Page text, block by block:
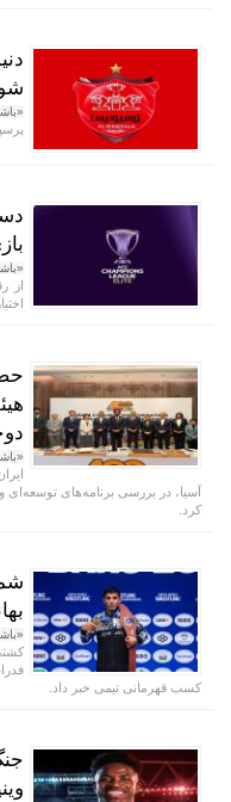
آسیا، در بررسی برنامه‌های
کرد.
کسب قهرمانی تیمی خبر داد.